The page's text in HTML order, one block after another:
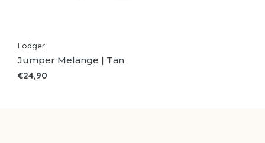
Lodger
Jumper Melange | Tan
€24,90